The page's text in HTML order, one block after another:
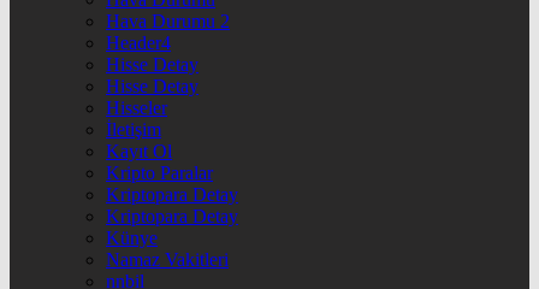
Hava Durumu 2
Header4
Hisse Detay
Hisse Detay
Hisseler
İletişim
Kayıt Ol
Kripto Paralar
Kriptopara Detay
Kriptopara Detay
Künye
Namaz Vakitleri
nnbil